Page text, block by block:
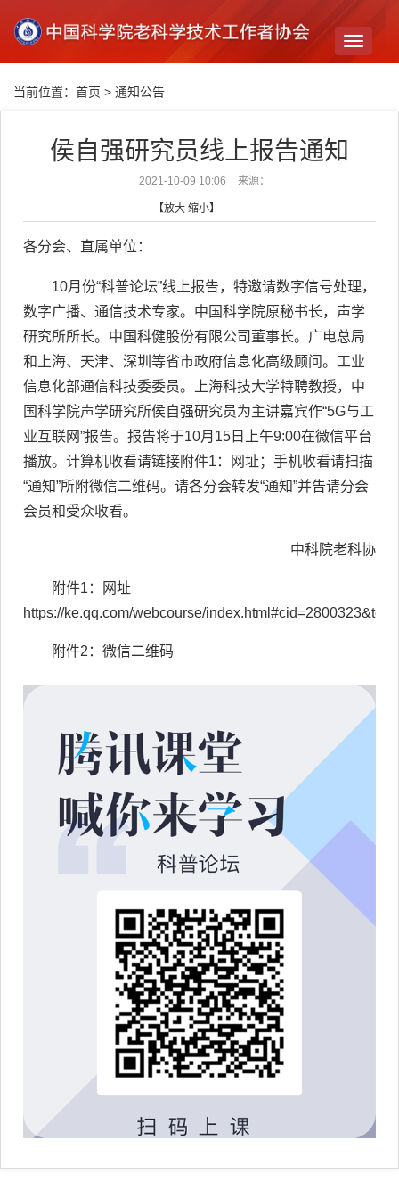
Toggle
当前位置： 首页 > 通知公告
侯自强研究员线上报告通知
2021-10-09 10:06 来源：
【放大 缩小】
各分会、直属单位：
10月份“科普论坛”线上报告，特邀请数字信号处理，
数字广播、通信技术专家。中国科学院原秘书长，声学
研究所所长。中国科健股份有限公司董事长。广电总局
和 上海、天津、深圳等省市政府信息化高级顾问。工业
信息化部通信科技委委员。上海科技大学特聘教授，中
国科学院声学研究所侯自强研究员为主讲嘉宾作“5G与工
业互联网”报告。 报告将于10月15日上午9:00在微信平台
播放。计算机收看请链接附件1：网址；手机收看请扫描
“通知”所附微信二维码。请各分会转发“通知”并告请分会
会员和受众收看。
中科院老科协
附件1：网址
https://ke.qq.com/webcourse/
附件2：微信二维码